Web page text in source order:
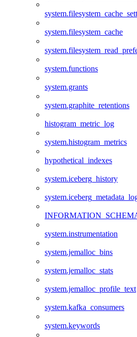
system.filesystem_cache
system.functions
system.grants
system.graphite_retentions
histogram_metric_log
system.histogram_metrics
hypothetical_indexes
system.iceberg_history
system.instrumentation
system.jemalloc_bins
system.jemalloc_stats
system.jemalloc_profile_text
system.kafka_consumers
system.keywords